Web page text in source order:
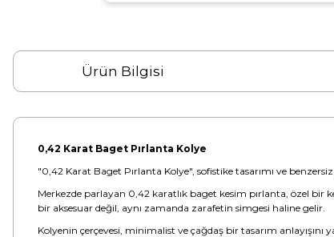
Ürün Bilgisi
0,42 Karat Baget Pırlanta Kolye
"0,42 Karat Baget Pırlanta Kolye", sofistike tasarımı ve
Merkezde parlayan 0,42 karatlık baget kesim pırlanta, özel bir
bir aksesuar değil, aynı zamanda zarafetin simgesi haline gelir.
Kolyenin çerçevesi, minimalist ve çağdaş bir tasarım anlayışını